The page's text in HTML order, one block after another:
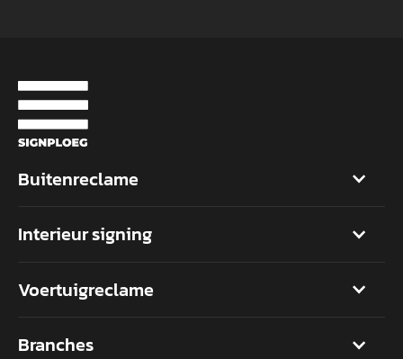
Buitenreclame
Interieur signing
Voertuigreclame
Branches